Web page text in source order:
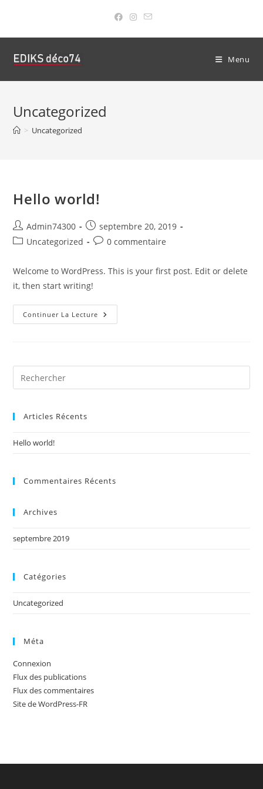
content
Menu
Uncategorized
> Uncategorized
Hello world!
Auteur/autrice
de
Admin74300
Publication
publiée :
septembre 20, 2019
PostUncategorized
Commentaires
publication :
0 commentaire
Welcome to WordPress. This is your first post. Edit or delete
it, then start writing!
Continuer La Lecture Hello
World!
Articles Récents
Hello world!
Commentaires Récents
Archives
septembre 2019
Catégories
Uncategorized
Méta
Connexion
Flux des publications
Flux des commentaires
Site de WordPress-FR